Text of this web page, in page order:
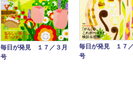
毎日が発見 １７／３月
号
毎日が発見 １７
号